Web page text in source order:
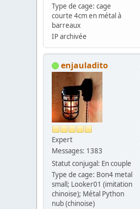
Type de cage: cage
courte 4cm en métal à
barreaux
IP archivée
enjauladito
Expert
Messages: 1383
Statut conjugal: En couple
Type de cage: Bon4 metal
small; Looker01 (imitation
chinoise); Métal Python
nub (chinoise)